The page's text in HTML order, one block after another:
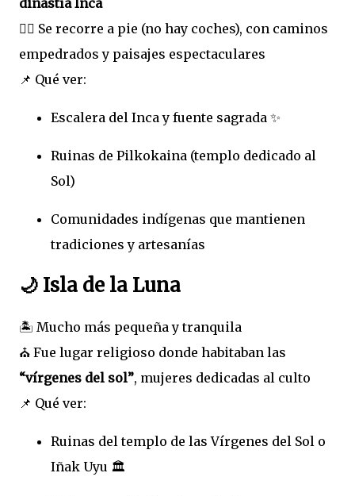
dinastía Inca
🚶‍♀️ Se recorre a pie (no hay coches), con caminos
empedrados y paisajes espectaculares
📌 Qué ver:
Escalera del Inca y fuente sagrada ✨
Ruinas de Pilkokaina (templo dedicado al
Sol)
Comunidades indígenas que mantienen
tradiciones y artesanías
🌙 Isla de la Luna
🏝️ Mucho más pequeña y tranquila
⛪ Fue lugar religioso donde habitaban las
“vírgenes del sol”, mujeres dedicadas al culto
📌 Qué ver:
Ruinas del templo de las Vírgenes del Sol o
Iñak Uyu 🏛️